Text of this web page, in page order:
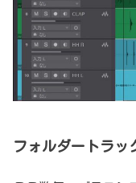
フォルダートラッ